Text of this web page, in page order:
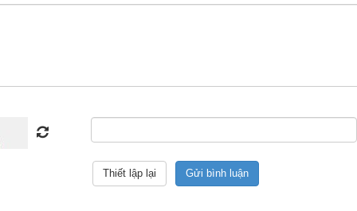
Thầy của con! Xin chấp nhận cho Đại Ca Diếp này quy y, từ nay
tâm của Đại Ca Diếp nên nói: